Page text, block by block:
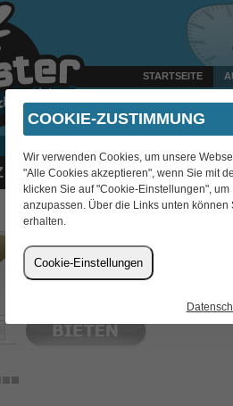
STARTSEITE
Heute um 10:02 Uhr
AKKU-KOMBIHAMMER
€
COOKIE-ZUSTIMMUNG
Wir verwenden Cookies, um unsere
"Alle Cookies akzeptieren", wenn Sie mit
klicken Sie auf "Cookie-Einstellungen",
anzupassen. Über die Links unten
erhalten.
Cookie-Einstellungen